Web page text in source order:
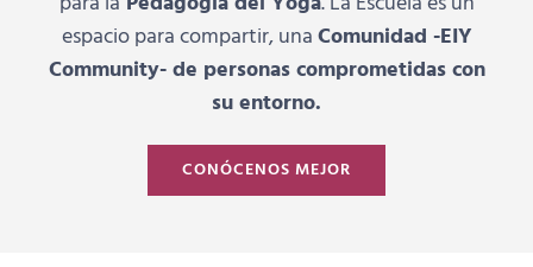
espacio para compartir, unaComunidad -EIY
Community- de personas comprometidas con
su entorno.
CONÓCENOS MEJOR